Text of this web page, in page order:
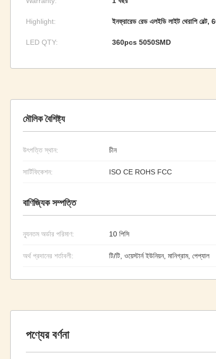
Highlight: ইনফ্রারেড রেড এলইডি লাইট থেরাপি
LED QTY: 360pcs 5050SMD
মৌলিক বৈশিষ্ট্য
উৎপত্তি স্থান: চীন
সার্টিফিকেশন: ISO CE ROHS FCC
বাণিজ্যিক সম্পত্তি
ন্যূনতম অর্ডার পরিমাণ: 10 পিসি
অর্থ প্রদানের শর্তাবলী: টি/টি, ওয়েস্টার্ন ইউনিয়ন, মানিগ্রাম, পেপ্যাল
পণ্যের বর্ণনা